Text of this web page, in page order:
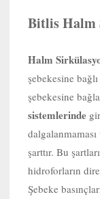
Bitlis Halm
Halm
şebekesine
şebekesine
sistemlerinde
şarttır. Bu
hidroforların
Şebeke